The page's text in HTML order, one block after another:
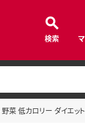
検索
菜 低カロリー ダイエッ